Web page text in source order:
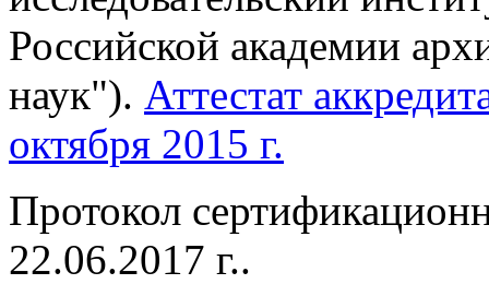
Российской академии
наук"). Аттестат
октября 2015 г.
Протокол
22.06.2017 г..